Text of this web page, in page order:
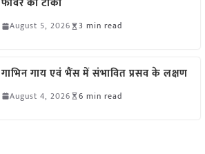
August 5, 2026 3 min read
गाभिन गाय एवं भैंस में संभावित प्रसव के लक्षण
August 4, 2026 6 min read